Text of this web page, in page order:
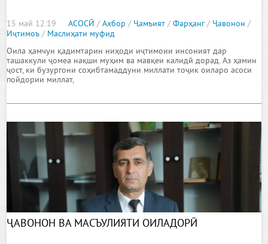
15 май 12:19 АСОСӢ /Ахбор / Ҷамъият /Фарҳанг/ Ҷавонон /
Иҷтимоъ / Маслиҳати муфид
Оила ҳамчун қадимтарин ниҳоди иҷтимоии инсоният дар
ташаккули ҷомеа нақши муҳим ва мавқеи калидӣ дорад. Аз ҳамин
ҷост, ки бузургони соҳибтамаддуни миллати тоҷик оиларо асоси
пойдории миллат,
ҶАВОНОН ВА МАСЪУЛИЯТИ ОИЛАДОРӢ